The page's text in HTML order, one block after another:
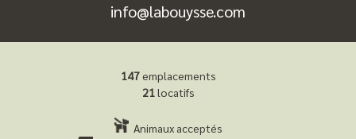
147emplacements
21locatifs
Animaux acceptés
info@labouysse.com